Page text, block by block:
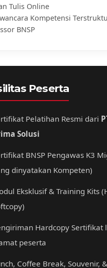
Tulis Online
Kompetensi
BNSP
Peserta
Pelatihan Resmi dari
Solusi
BNSP Pengawas K3
dinyatakan Kompeten)
Eksklusif & Training Kits
Hardcopy Sertifikat
peserta
Coffee Break, Souvenir,